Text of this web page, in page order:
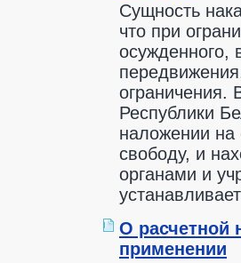
Сущность
что при
осужденного,
ограничения.
Республики
наложении на
свободу, и
органами и
О расчетной
применении